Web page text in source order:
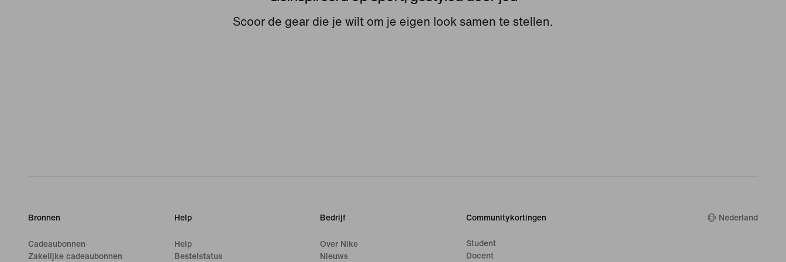
Scoor de gear die je wilt om je eigen look samen te stellen.
Bronnen
Cadeaubonnen
Zakelijke cadeaubonnen
Help
Help
Bestelstatus
Bedrijf
Over Nike
Nieuws
Communitykortingen
Student
Docent
Nederland